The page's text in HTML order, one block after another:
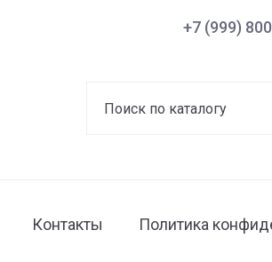
+7 (999)
Контакты Политика